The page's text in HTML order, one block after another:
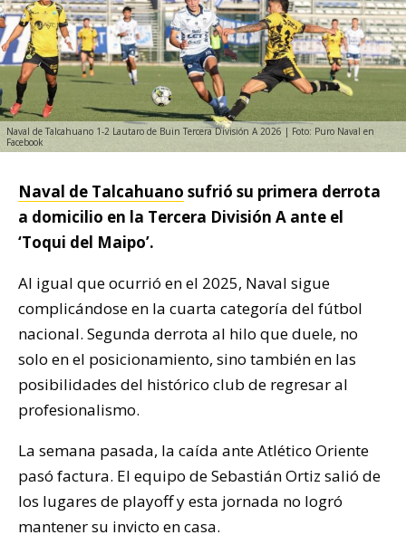
Naval de Talcahuano 1-2 Lautaro de Buin Tercera División A 2026 | Foto: Puro Naval en
Facebook
Naval de Talcahuano sufrió su primera derrota
a domicilio en la Tercera División A ante el
‘Toqui del Maipo’.
Al igual que ocurrió en el 2025, Naval sigue
complicándose en la cuarta categoría del fútbol
nacional. Segunda derrota al hilo que duele, no
solo en el posicionamiento, sino también en las
posibilidades del histórico club de regresar al
profesionalismo.
La semana pasada, la caída ante Atlético Oriente
pasó factura. El equipo de Sebastián Ortiz salió de
los lugares de playoff y esta jornada no logró
mantener su invicto en casa.